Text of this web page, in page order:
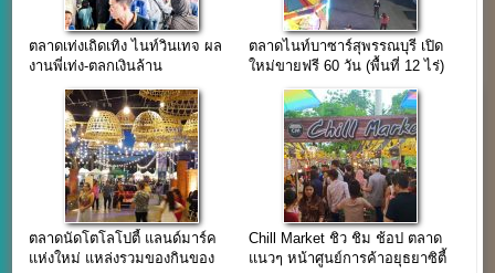
ตลาดเท่งเถิดเทิง ไนท์วินเทจ ผล
งานพี่เท่ง-ตลกเงินล้าน
ตลาดไนท์บาซาร์สุพรรณบุรี เปิด
ใหม่ขายฟรี 60 วัน (พื้นที่ 12 ไร่)
ตลาดนัดโตโลโปตี้ แลนด์มาร์ค
แห่งใหม่ แหล่งรวมของกินของ
Chill Market ชิว ชิม ช้อป ตลาด
แนวๆ หน้าศูนย์การค้าอยุธยาซิตี้